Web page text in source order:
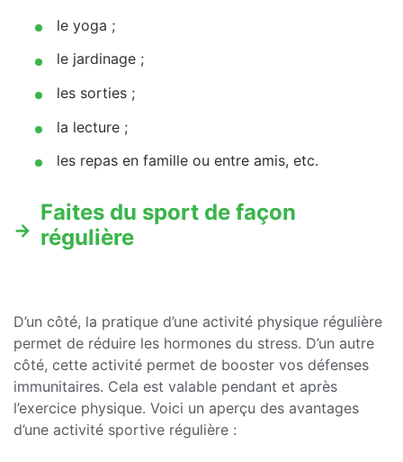
le yoga ;
le jardinage ;
les sorties ;
la lecture ;
les repas en famille ou entre amis, etc.
Faites du sport de façon
régulière
D’un côté, la pratique d’une activité physique régulière
permet de réduire les hormones du stress. D’un autre
côté, cette activité permet de booster vos défenses
immunitaires. Cela est valable pendant et après
l’exercice physique. Voici un aperçu des avantages
d’une activité sportive régulière :